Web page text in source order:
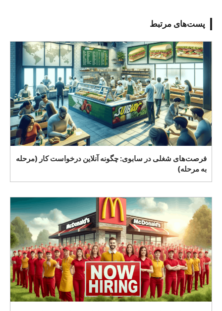
پست‌های مرتبط
فرصت‌های شغلی در سابوی: چگونه آنلاین درخواست کار (مرحله
به مرحله)